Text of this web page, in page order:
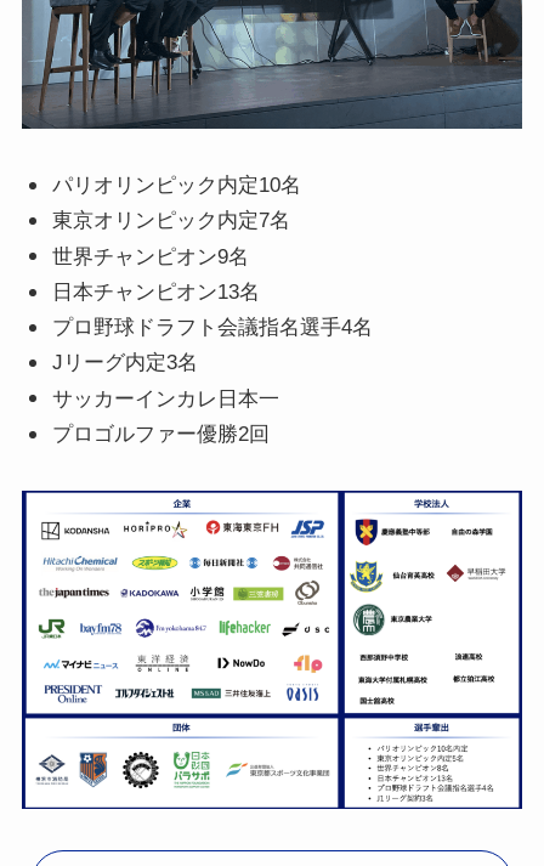
パリオリンピック内定10名
東京オリンピック内定7名
世界チャンピオン9名
日本チャンピオン13名
プロ野球ドラフト会議指名選手4名
Jリーグ内定3名
サッカーインカレ日本一
プロゴルファー優勝2回